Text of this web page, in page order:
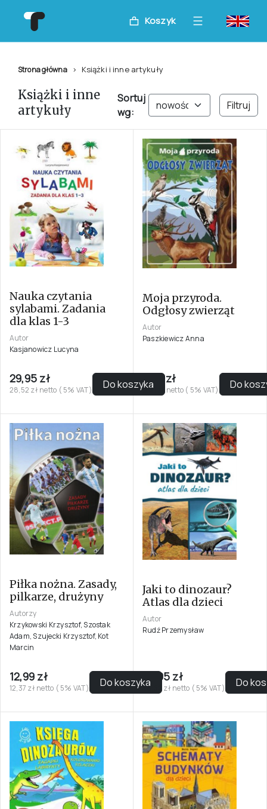
Koszyk
Strona główna Książki i inne artykuły
Książki i inne
artykuły
Sortuj
wg:
Filtruj
Nauka czytania
sylabami. Zadania
dla klas 1-3
Autor
Kasjanowicz Lucyna
29,95 zł
28,52 zł netto ( 5% VAT) Do koszyka
Moja przyroda.
Odgłosy zwierząt
Autor
Paszkiewicz Anna
9,99 zł
9,51 zł netto ( 5% VAT) Do
Piłka nożna. Zasady,
pilkarze, drużyny
Autorzy
Krzykowski Krzysztof, Szostak
Adam, Szujecki Krzysztof, Kot
Marcin
12,99 zł
12,37 zł netto ( 5% VAT) Do koszyka
Jaki to dinozaur?
Atlas dla dzieci
Autor
Rudź Przemysław
29,95 zł
28,52 zł netto ( 5% VAT) Do